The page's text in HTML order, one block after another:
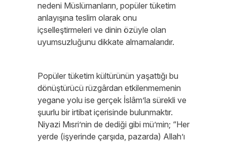
nedeni Müslümanların, popüler tüketim
anlayışına teslim olarak onu
içselleştirmeleri ve dinin özüyle olan
uyumsuzluğunu dikkate almamalarıdır.
Popüler tüketim kültürünün yaşattığı bu
dönüştürücü rüzgârdan etkilenmemenin
yegane yolu ise gerçek İslâm’la sürekli ve
şuurlu bir irtibat içerisinde bulunmaktır.
Niyazi Mısri’nin de dediği gibi mü’min; “Her
yerde (işyerinde çarşıda, pazarda) Allah’ı